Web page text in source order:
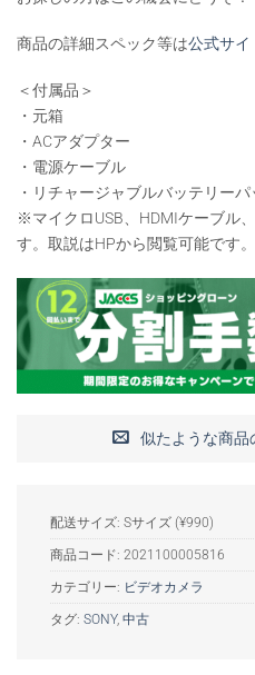
商品の詳細スペック等は公式サイ
＜付属品＞
・元箱
・ACアダプター
・電源ケーブル
・リチャージャブルバッテリー
※マイクロUSB、HDMIケーブル
す。取説はHPから閲覧可能です。
似たような商品
配送サイズ: Sサイズ (¥990)
商品コード: 2021100005816
カテゴリー: ビデオカメラ
タグ: SONY, 中古